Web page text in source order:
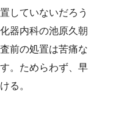
していないだろう
器内科の池原久朝
前の処置は苦痛な
。ためらわず、早
る。